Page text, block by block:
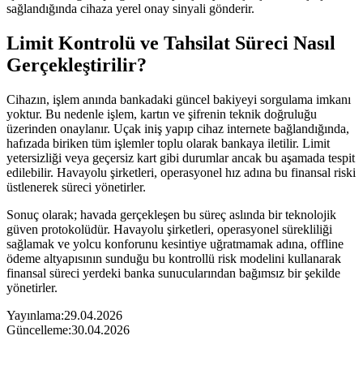
sağlandığında cihaza yerel onay sinyali gönderir.
Limit Kontrolü ve Tahsilat Süreci Nasıl
Gerçekleştirilir?
Cihazın, işlem anında bankadaki güncel bakiyeyi sorgulama imkanı
yoktur. Bu nedenle işlem, kartın ve şifrenin teknik doğruluğu
üzerinden onaylanır. Uçak iniş yapıp cihaz internete bağlandığında,
hafızada biriken tüm işlemler toplu olarak bankaya iletilir. Limit
yetersizliği veya geçersiz kart gibi durumlar ancak bu aşamada tespit
edilebilir. Havayolu şirketleri, operasyonel hız adına bu finansal riski
üstlenerek süreci yönetirler.
Sonuç olarak; havada gerçekleşen bu süreç aslında bir teknolojik
güven protokolüdür. Havayolu şirketleri, operasyonel sürekliliği
sağlamak ve yolcu konforunu kesintiye uğratmamak adına, offline
ödeme altyapısının sunduğu bu kontrollü risk modelini kullanarak
finansal süreci yerdeki banka sunucularından bağımsız bir şekilde
yönetirler.​
Yayınlama:29.04.2026
Güncelleme:30.04.2026